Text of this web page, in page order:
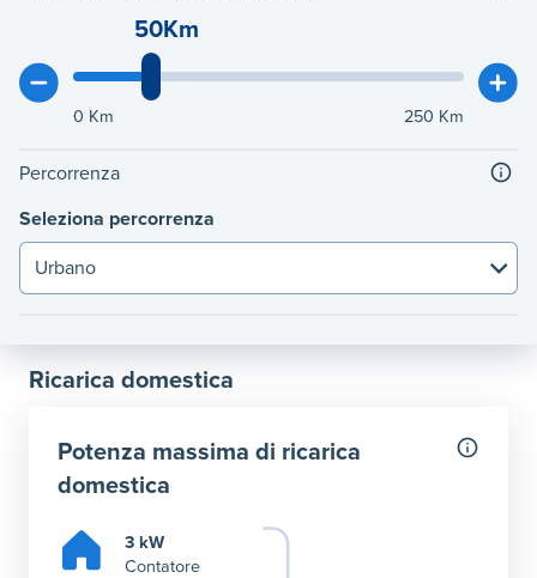
50Km
0 Km 250 Km
Percorrenza
Seleziona percorrenza
Ricarica domestica
Potenza massima di ricarica
domestica
3 kW
Contatore